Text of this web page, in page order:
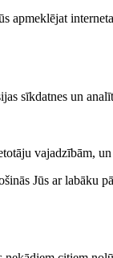
apmeklējat
sīkdatnes un
vajadzībām,
Jūs ar labāku